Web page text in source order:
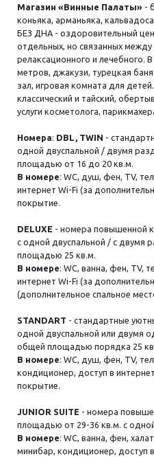
Магазин «Винные Палаты» -
коньяка, арманьяка,
БЕЗ ДНА - оздоровительный
отдельных, но связанных
релаксационного и лечебного.
метров, джакузи, турецкая
зал, игровая комната для
классический и тайский,
услуги косметолога,
Номера: DBL, TWIN -
одной двуспальной / двумя
площадью от 16 до 20 кв.м.
В номере: WC, душ, фен, ТV,
интернет Wi-Fi (за
покрытие.
DELUXE - номера повышенной
с одной двуспальной / с двумя
площадью 25 кв.м.
В номере: WC, ванна, фен, ТV,
интернет Wi-Fi (за
(дополнительное спальное
STANDART - стандартные
одной двуспальной или двумя
общей площадью порядка 25
В номере: WC, душ, фен, ТV,
кондиционер, доступ в
покрытие.
JUNIOR SUITE - номера
площадью от 29-36 кв.м. с
В номере: WC, ванна, фен,
минибар, кондиционер, доступ